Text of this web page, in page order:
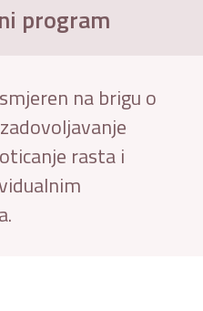
program
na brigu o
rasta i